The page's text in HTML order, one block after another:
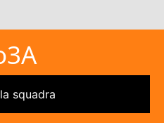
squadra